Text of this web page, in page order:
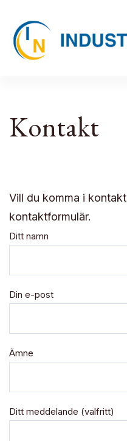
Kontakt
Vill du komma i
kontaktformulär.
Ditt namn
Din e-post
Ämne
Ditt meddelande (valfritt)